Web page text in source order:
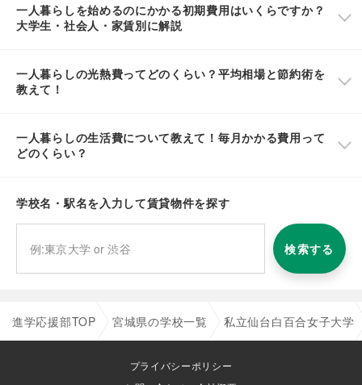
一人暮らしを始めるのにかかる初期費用はいくらですか？
大学生・社会人・家賃別に解説
一人暮らしの光熱費ってどのくらい？平均相場と節約術を
教えて！
一人暮らしの生活費について教えて！毎月かかる費用って
どのくらい？
学校名・駅名を入力して賃貸物件を探す
検索する
進学応援部TOP 宮城県の学校一覧 私立仙台白百合女子大学
プライバシーポリシー